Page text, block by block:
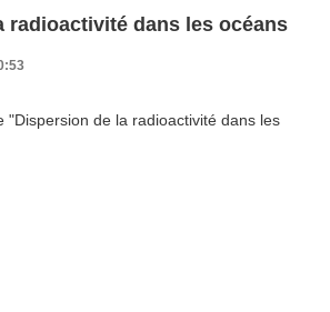
radioactivité dans les océans